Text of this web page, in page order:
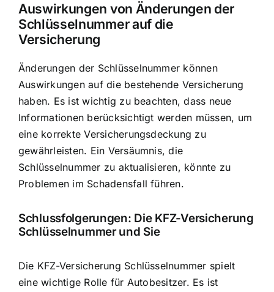
Auswirkungen von Änderungen der
Schlüsselnummer auf die
Versicherung
Änderungen der Schlüsselnummer können
Auswirkungen auf die bestehende Versicherung
haben. Es ist wichtig zu beachten, dass neue
Informationen berücksichtigt werden müssen, um
eine korrekte Versicherungsdeckung zu
gewährleisten. Ein Versäumnis, die
Schlüsselnummer zu aktualisieren, könnte zu
Problemen im Schadensfall führen.
Schlussfolgerungen: Die KFZ-Versicherung
Schlüsselnummer und Sie
Die KFZ-Versicherung Schlüsselnummer spielt
eine wichtige Rolle für Autobesitzer. Es ist